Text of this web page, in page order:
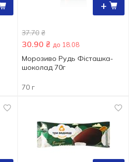
+
37.70 ₴
30.90 ₴ до 18.08
Морозиво Рудь Фісташка-
шоколад 70г
70 г